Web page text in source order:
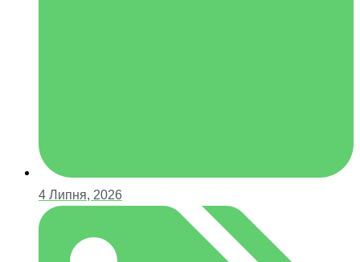
4 Липня, 2026